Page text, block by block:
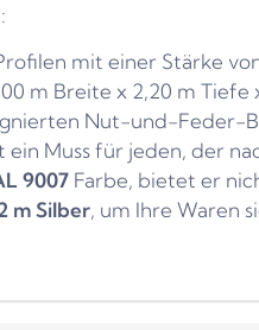
mit einer Stärke
m Breite x 2,20 m
Nut-und-Feder-
ein Muss für jeden, der
9007 Farbe, bietet er
m Silber, um Ihre Waren